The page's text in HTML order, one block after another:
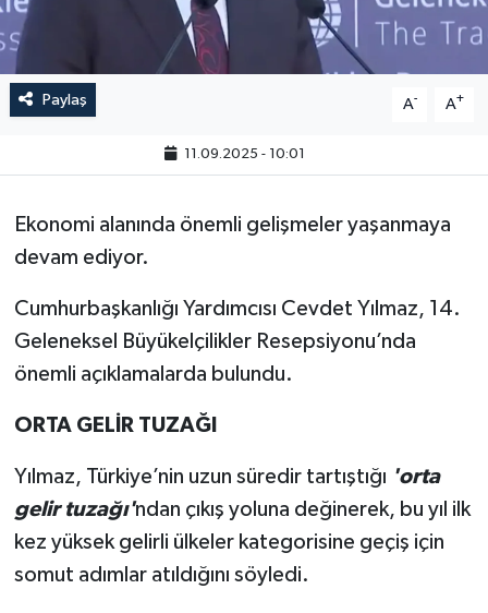
Paylaş A- A+
11.09.2025 - 10:01
Ekonomi alanında önemli gelişmeler yaşanmaya
devam ediyor.
Cumhurbaşkanlığı Yardımcısı Cevdet Yılmaz, 14.
Geleneksel Büyükelçilikler Resepsiyonu’nda
önemli açıklamalarda bulundu.
ORTA GELİR TUZAĞI
Yılmaz, Türkiye’nin uzun süredir tartıştığı 'orta
gelir tuzağı'ndan çıkış yoluna değinerek, bu yıl ilk
kez yüksek gelirli ülkeler kategorisine geçiş için
somut adımlar atıldığını söyledi.